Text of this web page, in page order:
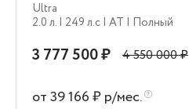
Ultra
2.0 л. | 249 л.c | AT | Полный
3 777 500 ₽ 4 550 000 ₽
от 39 166 ₽ р/мес.